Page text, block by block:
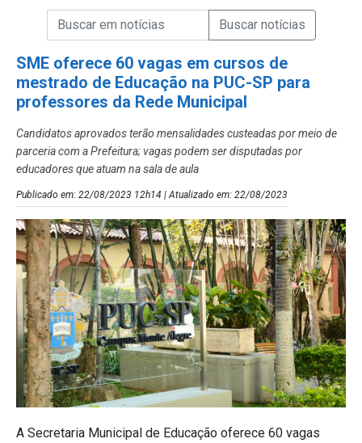
Campo de Busca de Notícias
Campo de Busca de informaçõesEnviar a Busca de Notícias
SME oferece 60 vagas em cursos de
mestrado de Educação na PUC-SP para
professores da Rede Municipal
Candidatos aprovados terão mensalidades custeadas por meio de
parceria com a Prefeitura; vagas podem ser disputadas por
educadores que atuam na sala de aula
Publicado em: 22/08/2023 12h14 | Atualizado em: 22/08/2023
A Secretaria Municipal de Educação oferece 60 vagas